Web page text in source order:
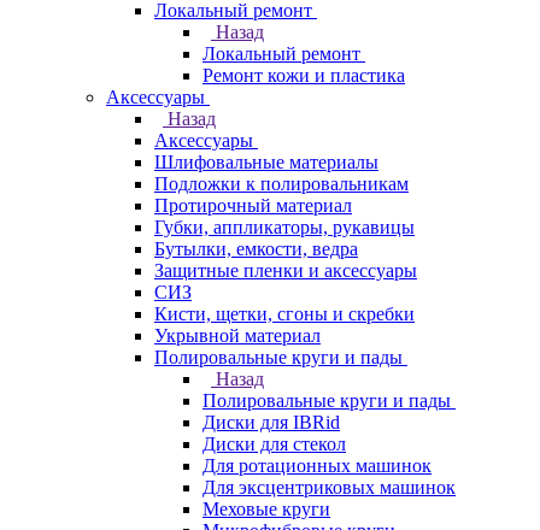
Локальный ремонт
Назад
Локальный ремонт
Ремонт кожи и пластика
Аксессуары
Назад
Аксессуары
Шлифовальные материалы
Подложки к полировальникам
Протирочный материал
Губки, аппликаторы, рукавицы
Бутылки, емкости, ведра
Защитные пленки и аксессуары
СИЗ
Кисти, щетки, сгоны и скребки
Укрывной материал
Полировальные круги и пады
Назад
Полировальные круги и пады
Диски для IBRid
Диски для стекол
Для ротационных машинок
Для эксцентриковых машинок
Меховые круги